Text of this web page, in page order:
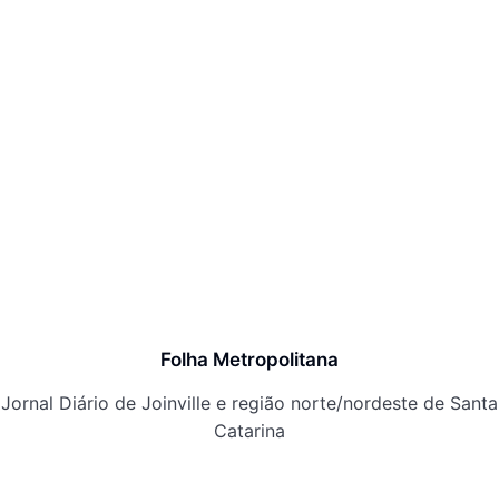
Folha Metropolitana
Jornal Diário de Joinville e região norte/nordeste de Santa
Catarina